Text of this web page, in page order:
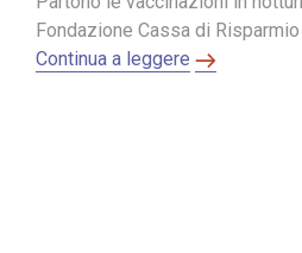
Fondazione Cassa di Risparmio
Continua a leggere